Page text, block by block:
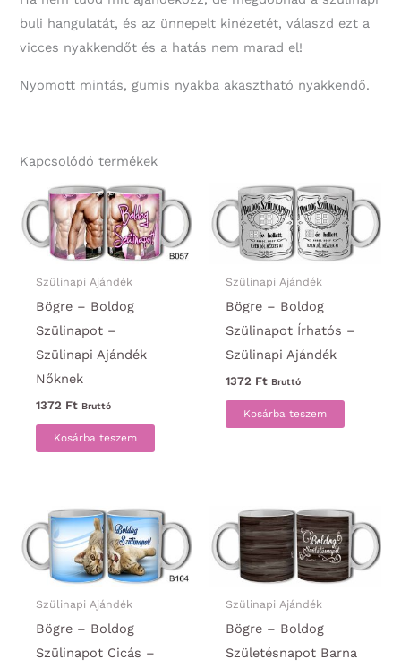
buli hangulatát, és az ünnepelt kinézetét, válaszd ezt a
vicces nyakkendőt és a hatás nem marad el!
Nyomott mintás, gumis nyakba akasztható nyakkendő.
Kapcsolódó termékek
Szülinapi Ajándék
Bögre – Boldog
Szülinapot –
Szülinapi Ajándék
Nőknek
1372 Ft Bruttó
Kosárba teszem
Szülinapi Ajándék
Bögre – Boldog
Szülinapot Írhatós –
Szülinapi Ajándék
1372 Ft Bruttó
Kosárba teszem
Szülinapi Ajándék
Bögre – Boldog
Szülinapot Cicás –
Szülinapi Ajándék
Bögre – Boldog
Születésnapot Barna